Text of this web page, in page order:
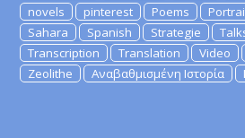
novels
pinterest Poems
Sahara
Spanish Strategie
Transcription
Translation Video
Zeolithe
Αναβαθμισμένη Ιστορία